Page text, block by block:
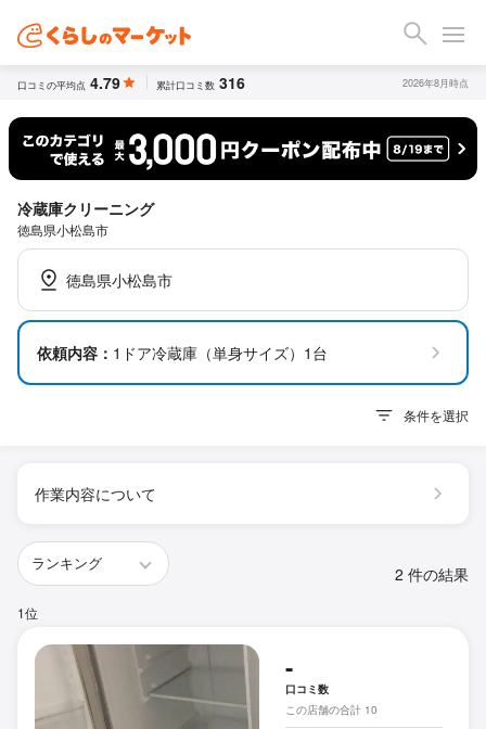
口コミの平均点 4.79 累計口コミ数 316 2026年8月時点
冷蔵庫クリーニング
徳島県小松島市
徳島県小松島市
依頼内容： 1ドア冷蔵庫（単身サイズ）1台
条件を選択
作業内容について
2 件の結果
1位
-
口コミ数
この店舗の合計 10